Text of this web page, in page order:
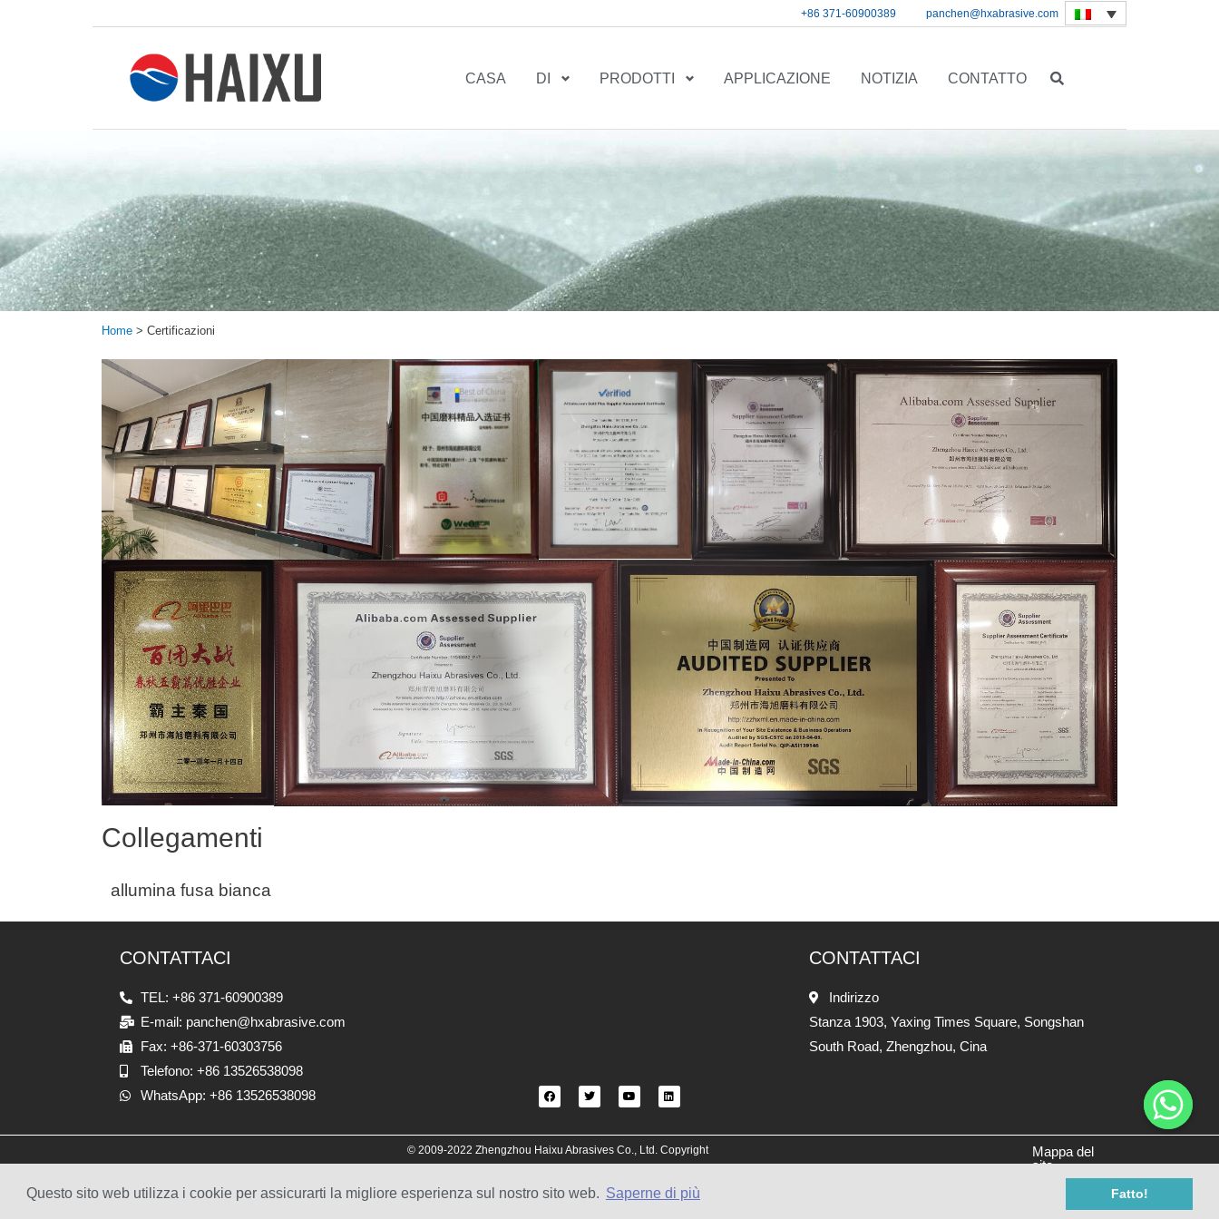
Questo sito web utilizza i cookie per assicurarti la migliore esperienza sul nostro sito web. Saperne di più Fatto!
+86 371-60900389 panchen@hxabrasive.com
CASA DI PRODOTTI APPLICAZIONE NOTIZIA CONTATTO
Home > Certificazioni
Collegamenti
allumina fusa bianca
CONTATTACI
TEL: +86 371-60900389
E-mail: panchen@hxabrasive.com
Fax: +86-371-60303756
Telefono: +86 13526538098
WhatsApp: +86 13526538098
CONTATTACI
Indirizzo
Stanza 1903, Yaxing Times Square, Songshan
South Road, Zhengzhou, Cina
© 2009-2022 Zhengzhou Haixu Abrasives Co., Ltd. Copyright
Mappa del
sito